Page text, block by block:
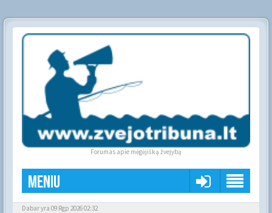
Forumas apie mėgėjišką žvejybą
Meniu
Dabar yra 09 Rgp 2026 02:32